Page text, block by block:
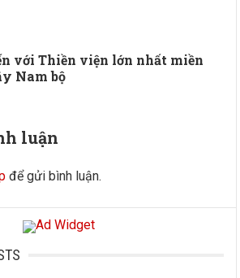
với Thiền viện lớn nhất miền
Nam bộ
luận
để gửi bình luận.